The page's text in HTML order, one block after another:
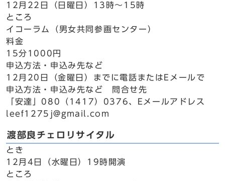
12月22日（日曜日）13時～15時
ところ
イコーラム（男女共同参画センター）
料金
15分1000円
申込方法・申込み先など
12月20日（金曜日）までに電話またはEメールで
申込方法・申込み先など 問合せ先
「安達」080（1417）0376、Eメールアドレス
leef1275j@gmail.com
渡部良チェロリサイタル
とき
12月4日（水曜日）19時開演
ところ